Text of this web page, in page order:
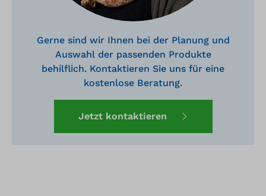
Gerne sind wir Ihnen bei der Planung und
Auswahl der passenden Produkte
behilflich. Kontaktieren Sie uns für eine
kostenlose Beratung.
Jetzt kontaktieren